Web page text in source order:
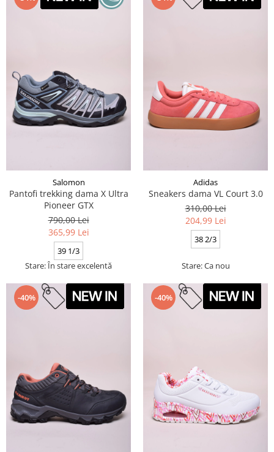
Salomon
Pantofi trekking dama X Ultra
Pioneer GTX
790,00 Lei
365,99 Lei
39 1/3
Stare: În stare excelentă
Adidas
Sneakers dama VL Court 3.0
310,00 Lei
204,99 Lei
38 2/3
Stare: Ca nou
-40% -40%